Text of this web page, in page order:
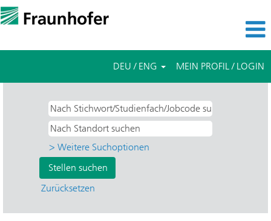
DEU / ENG MEIN PROFIL / LOGIN
> Weitere Suchoptionen
Zurücksetzen